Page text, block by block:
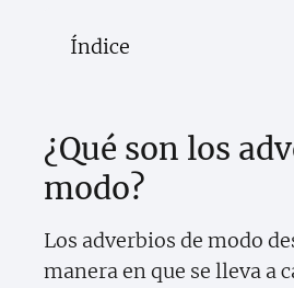
Índice
¿Qué son los
modo?
Los adverbios de modo
manera en que se lleva a